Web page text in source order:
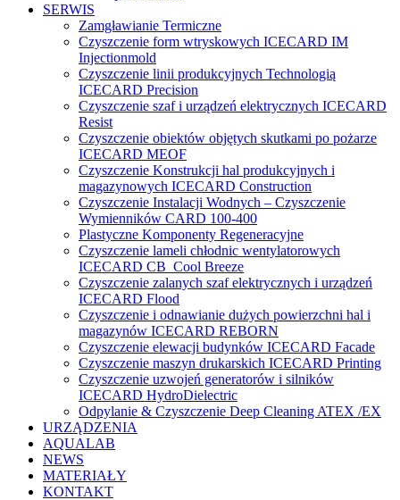
SERWIS
Zamgławianie Termiczne
Czyszczenie form wtryskowych ICECARD IM
Injectionmold
Czyszczenie linii produkcyjnych Technologią
ICECARD Precision
Czyszczenie szaf i urządzeń elektrycznych ICECARD
Resist
Czyszczenie obiektów objętych skutkami po pożarze
ICECARD MEOF
Czyszczenie Konstrukcji hal produkcyjnych i
magazynowych ICECARD Construction
Czyszczenie Instalacji Wodnych – Czyszczenie
Wymienników CARD 100-400
Plastyczne Komponenty Regeneracyjne
Czyszczenie lameli chłodnic wentylatorowych
ICECARD CB Cool Breeze
Czyszczenie zalanych szaf elektrycznych i urządzeń
ICECARD Flood
Czyszczenie i odnawianie dużych powierzchni hal i
magazynów ICECARD REBORN
Czyszczenie elewacji budynków ICECARD Facade
Czyszczenie maszyn drukarskich ICECARD Printing
Czyszczenie uzwojeń generatorów i silników
ICECARD HydroDielectric
Odpylanie & Czyszczenie Deep Cleaning ATEX /EX
URZĄDZENIA
AQUALAB
NEWS
MATERIAŁY
KONTAKT